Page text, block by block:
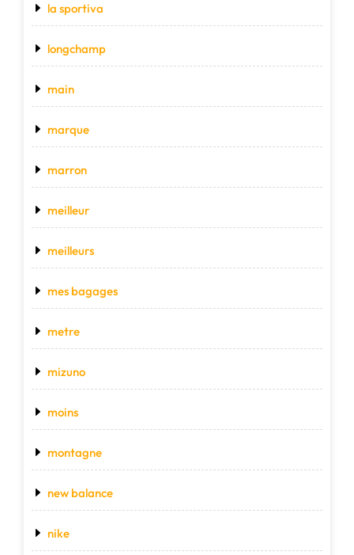
la sportiva
longchamp
main
marque
marron
meilleur
meilleurs
mes bagages
metre
mizuno
moins
montagne
new balance
nike